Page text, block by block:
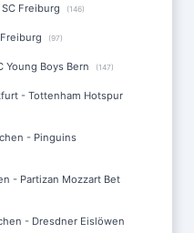
Freiburg (146)
(97)
Young Boys Bern (147)
- Tottenham Hotspur
- Pinguins
- Partizan Mozzart Bet
- Dresdner Eislöwen